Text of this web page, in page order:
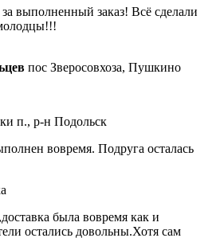
выполненный заказ! Всё сделали
пос Зверосовхоза, Пушкино
п., р-н Подольск
вовремя. Подруга осталась
была вовремя как и
остались довольны.Хотя сам